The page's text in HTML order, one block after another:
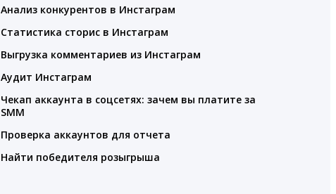
Анализ конкурентов в Инстаграм
Статистика сторис в Инстаграм
Выгрузка комментариев из Инстаграм
Аудит Инстаграм
Чекап аккаунта в соцсетях: зачем вы платите за
SMM
Проверка аккаунтов для отчета
Найти победителя розыгрыша